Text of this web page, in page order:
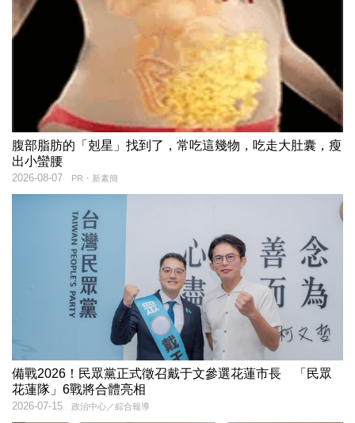
腹部脂肪的「剋星」找到了，常吃這幾物，吃走大肚囊，瘦
出小蠻腰
PR・新素簡
2026-08-07
備戰2026！民眾黨正式徵召戴于文參選花蓮市長 「民眾
花蓮隊」6戰將合體亮相
政治中心／綜合報導
2026-07-15